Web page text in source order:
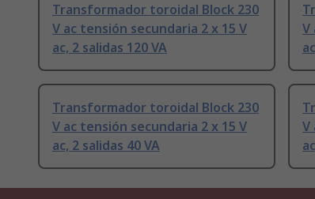
Transformador toroidal Block 230
V ac tensión secundaria 2 x 15 V
ac, 2 salidas 120 VA
V
Transformador toroidal Block 230
V ac tensión secundaria 2 x 15 V
ac, 2 salidas 40 VA
V